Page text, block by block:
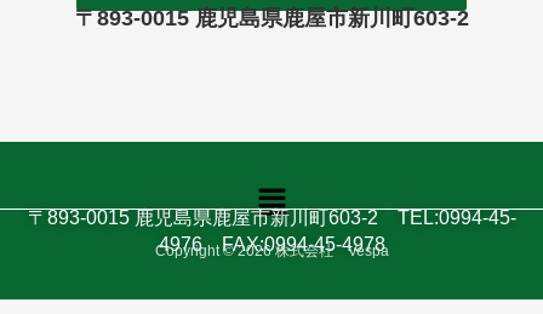
〒893-0015 鹿児島県鹿屋市新川町603-2
メ
ニ
ュ
〒893-0015 鹿児島県鹿屋市新川町603-2 TEL:0994-45-
4976 FAX:0994-45-4978
Copyright © 2026 株式会社 Vespa